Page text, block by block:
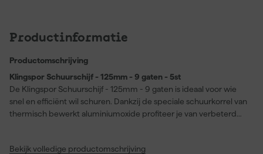
Productinformatie
Productomschrijving
Klingspor Schuurschijf - 125mm - 9 gaten - 5st
De Klingspor Schuurschijf - 125mm - 9 gaten is ideaal voor wie
snel en efficiënt wil schuren. Dankzij de speciale schuurkorrel van
thermisch bewerkt aluminiumoxide profiteer je van verbeterd
bestrooiing, zorgen ervoor dat de schijven minder snel
Bekijk volledige productomschrijving